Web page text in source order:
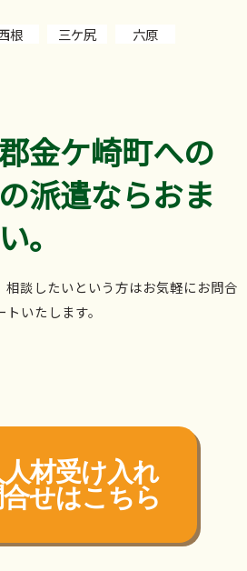
根 三ケ尻 六原
金ケ崎町への
派遣ならおま
。
相談したいという方はお気軽にお問合
いたします。
材受け入れ
せはこちら